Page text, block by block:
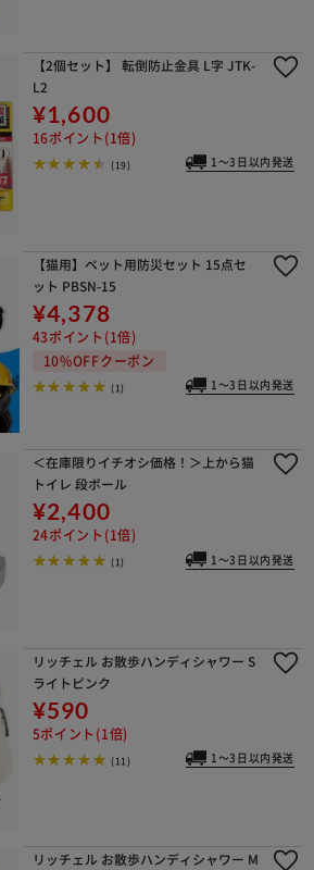
【2個セット】 転倒防止金具 L字 JTK-
L2
¥1,600
16ポイント(1倍)
(19) 1～3日以内発送
【猫用】ペット用防災セット 15点セ
ット PBSN-15
¥4,378
43ポイント(1倍)
10%OFFクーポン
(1) 1～3日以内発送
＜在庫限りイチオシ価格！＞上から猫
トイレ 段ボール
¥2,400
24ポイント(1倍)
(1) 1～3日以内発送
リッチェル お散歩ハンディシャワー S
ライトピンク
¥590
5ポイント(1倍)
(11) 1～3日以内発送
リッチェル お散歩ハンディシャワー M